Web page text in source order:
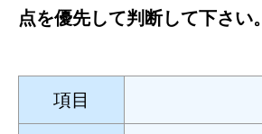
点を優先して判断して下さい。
項目